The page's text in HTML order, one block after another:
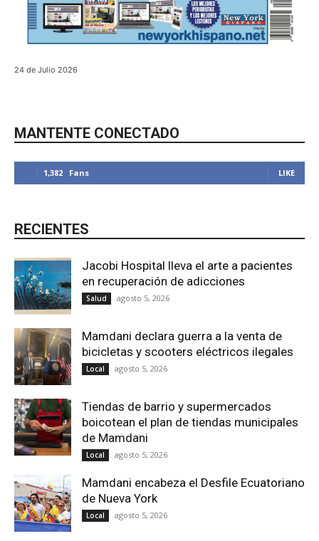
24 de Julio 2026
MANTENTE CONECTADO
1,382 Fans LIKE
RECIENTES
Jacobi Hospital lleva el arte a pacientes
en recuperación de adicciones
Salud agosto 5, 2026
Mamdani declara guerra a la venta de
bicicletas y scooters eléctricos ilegales
Local agosto 5, 2026
Tiendas de barrio y supermercados
boicotean el plan de tiendas municipales
de Mamdani
Local agosto 5, 2026
Mamdani encabeza el Desfile Ecuatoriano
de Nueva York
Local agosto 5, 2026